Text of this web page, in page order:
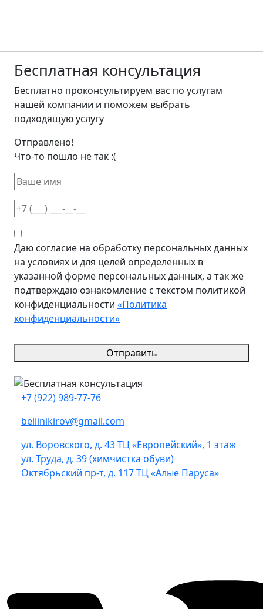
Бесплатная консультация
Бесплатно проконсультируем вас по услугам
нашей компании и поможем выбрать
подходящую услугу
Отправлено!
Что-то пошло не так :(
Даю согласие на обработку персональных данных
на условиях и для целей определенных в
указанной форме персональных данных, а так же
подтверждаю ознакомление с текстом политикой
конфиденциальности «Политика
конфиденциальности»
Отправить
+7 (922) 989-77-76
bellinikirov@gmail.com
ул. Воровского, д. 43 ТЦ «Европейский», 1 этаж
ул. Труда, д. 39 (химчистка обуви)
Октябрьский пр-т, д. 117 ТЦ «Алые Паруса»